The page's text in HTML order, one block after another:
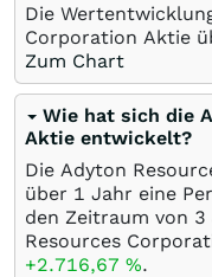
Die
Corporation Aktie
Zum Chart
Wie hat sich die
Aktie entwickelt?
Die Adyton
über 1 Jahr eine
den Zeitraum von
Resources
+2.716,67 %.